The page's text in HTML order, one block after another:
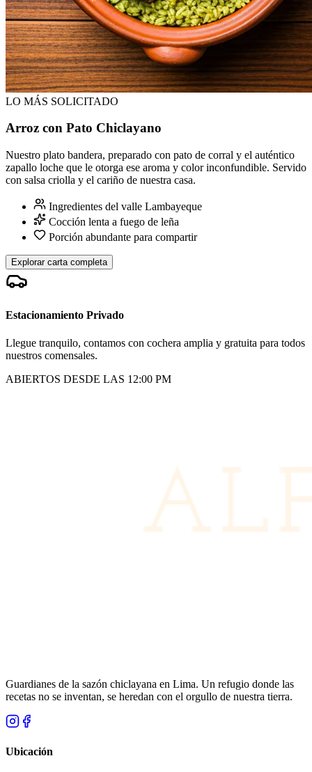
LO MÁS SOLICITADO
Arroz con Pato Chiclayano
Nuestro plato bandera, preparado con pato de corral y el auténtico
zapallo loche que le otorga ese aroma y color inconfundible. Servido
con salsa criolla y el cariño de nuestra casa.
Ingredientes del valle Lambayeque
Cocción lenta a fuego de leña
Porción abundante para compartir
Explorar carta completa
Estacionamiento Privado
Llegue tranquilo, contamos con cochera amplia y gratuita para todos
nuestros comensales.
ABIERTOS DESDE LAS 12:00 PM
Guardianes de la sazón chiclayana en Lima. Un refugio donde las
recetas no se inventan, se heredan con el orgullo de nuestra tierra.
Ubicación